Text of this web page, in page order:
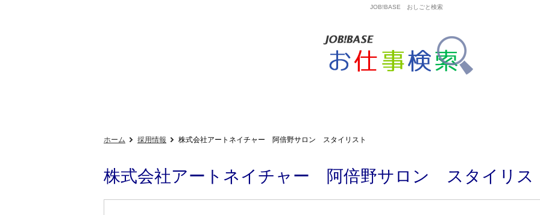
JOB!BASE おしごと検索
ホーム 採用情報 株式会社アートネイチャー 阿倍野サロン スタイリスト
株式会社アートネイチャー 阿倍野サロン スタイリス